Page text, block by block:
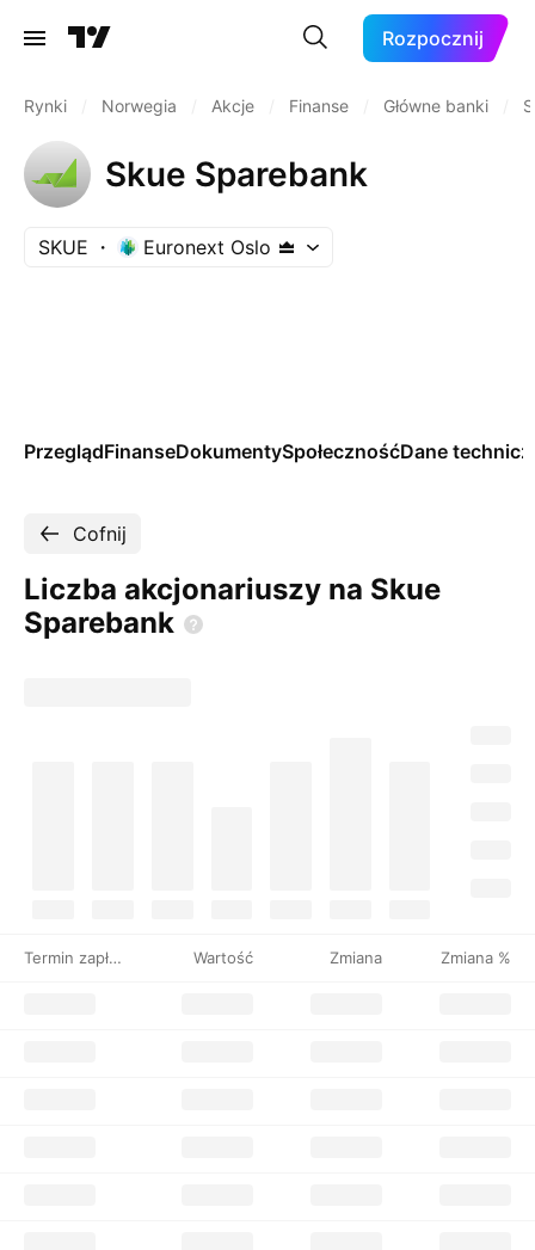
Rozpocznij
Rynki Norwegia Akcje Finanse Główne banki
Skue Sparebank
SKUE Euronext Oslo
PrzeglądFinanseDokumentySpołecznośćDane
Cofnij
Liczba akcjonariuszy na Skue
Sparebank
Termin zapłaty Wartość Zmiana Zmiana %